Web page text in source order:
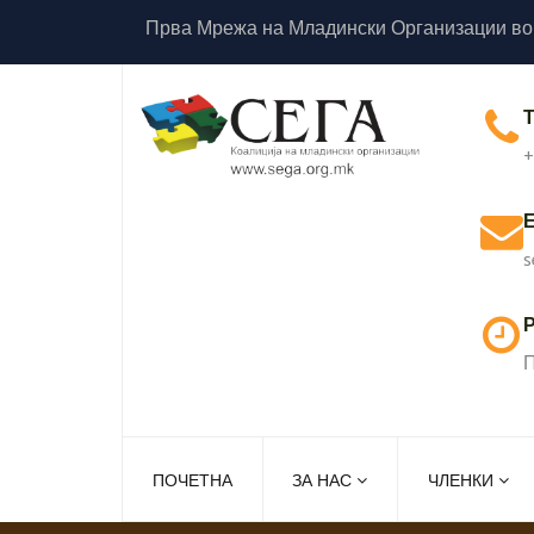
Прва Мрежа на Младински Организации
ПОЧЕТНА ЗА НАС ЧЛЕНКИ